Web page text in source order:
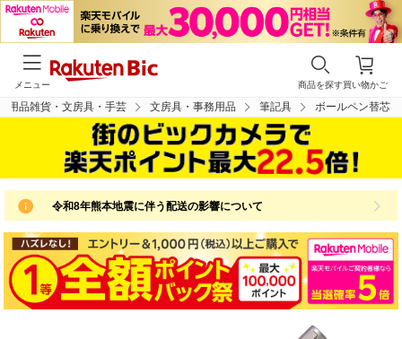
買い物かご
商品を探す
メニュー
用品雑貨・文房具・手芸 文房具・事務用品 筆記具 ボールペン替芯
令和8年熊本地震に伴う配送の影響について